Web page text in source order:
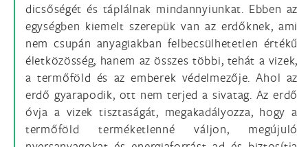
dicsőségét és táplálnak mindannyiunkat. Ebben az
egységben kiemelt szerepük van az erdőknek, ami
nem csupán anyagiakban felbecsülhetetlen értékű
életközösség, hanem az összes többi, tehát a vizek,
a termőföld és az emberek védelmezője. Ahol az
erdő gyarapodik, ott nem terjed a sivatag. Az erdő
óvja a vizek tisztaságát, megakadályozza, hogy a
termőföld terméketlenné váljon, megújuló